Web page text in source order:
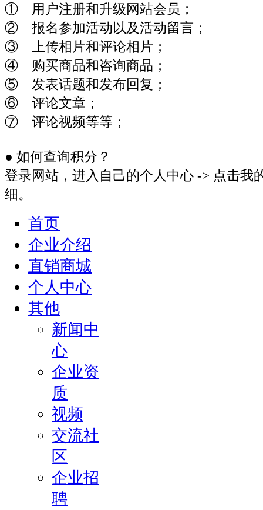
① 用户注册和升级网站会员；
② 报名参加活动以及活动留言；
③ 上传相片和评论相片；
④ 购买商品和咨询商品；
⑤ 发表话题和发布回复；
⑥ 评论文章；
⑦ 评论视频等等；
● 如何查询积分？
登录网站，进入自己的个人中心 -> 点击我
细。
首页
企业介绍
直销商城
个人中心
其他
新闻中
心
企业资
质
视频
交流社
区
企业招
聘